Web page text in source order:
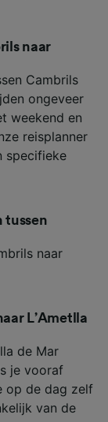
naar
Cambrils
ongeveer
weekend en
reisplanner
specifieke
tussen
naar
L’Ametlla
de Mar
je vooraf
op de dag zelf
van de